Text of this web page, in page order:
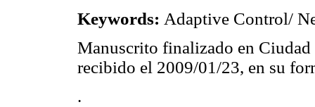
Keywords: Adaptive Control/
Manuscrito finalizado en Ciudad
recibido el 2009/01/23, en su
.